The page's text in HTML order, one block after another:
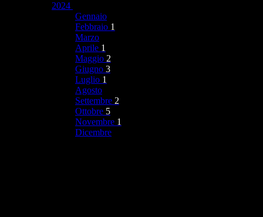
2024
Gennaio
Febbraio 1
Marzo
Aprile 1
Maggio 2
Giugno 3
Luglio 1
Agosto
Settembre 2
Ottobre 5
Novembre 1
Dicembre